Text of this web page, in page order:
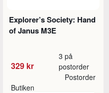
Explorer’s Society: Hand
of Janus M3E
329 kr
3 på
postorder
Butiken
Postorder